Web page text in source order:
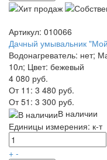
Артикул: 010066
Дачный умывальник
Водонагреватель: нет;
10л; Цвет: бежевый
4 080 руб.
От 11: 3 480 руб.
От 51: 3 300 руб.
В наличии
Единицы измерения: к-т
+ -